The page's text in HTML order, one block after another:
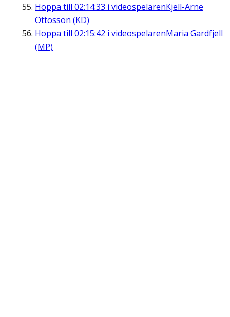
Hoppa till 02:14:33 i videospelarenKjell-Arne
Ottosson (KD)
Hoppa till 02:15:42 i videospelarenMaria Gardfjell
(MP)